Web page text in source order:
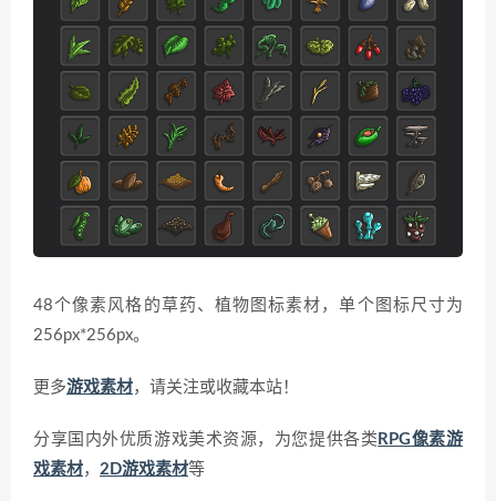
48个像素风格的草药、植物图标素材，单个图标尺寸为
256px*256px。
更多游戏素材，请关注或收藏本站！
分享国内外优质游戏美术资源，为您提供各类 RPG像素游
戏素材， 2D游戏素材等